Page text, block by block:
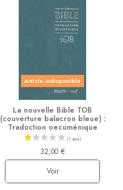
Article indisponible
La nouvelle Bible TOB
(couverture balacron bleue) :
Traduction oecuménique
32,00 €
Voir